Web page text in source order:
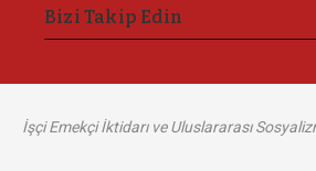
Bizi Takip Edin
İşçi Emekçi İktidarı ve Uluslararası